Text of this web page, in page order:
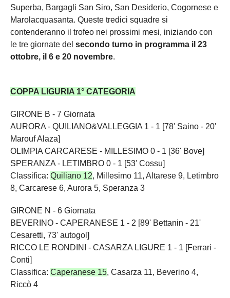
Superba, Bargagli San Siro, San Desiderio, Cogornese e
Marolacquasanta. Queste tredici squadre si
contenderanno il trofeo nei prossimi mesi, iniziando con
le tre giornate del secondo turno in programma il 23
ottobre, il 6 e 20 novembre.
COPPA LIGURIA 1° CATEGORIA
GIRONE B - 7 Giornata
AURORA - QUILIANO&VALLEGGIA 1 - 1 [78' Saino - 20'
Marouf Alaza]
OLIMPIA CARCARESE - MILLESIMO 0 - 1 [36' Bove]
SPERANZA - LETIMBRO 0 - 1 [53' Cossu]
Classifica: Quiliano 12, Millesimo 11, Altarese 9, Letimbro
8, Carcarese 6, Aurora 5, Speranza 3
GIRONE N - 6 Giornata
BEVERINO - CAPERANESE 1 - 2 [89' Bettanin - 21'
Cesaretti, 73' autogol]
RICCO LE RONDINI - CASARZA LIGURE 1 - 1 [Ferrari -
Conti]
Classifica: Caperanese 15, Casarza 11, Beverino 4,
Riccò 4